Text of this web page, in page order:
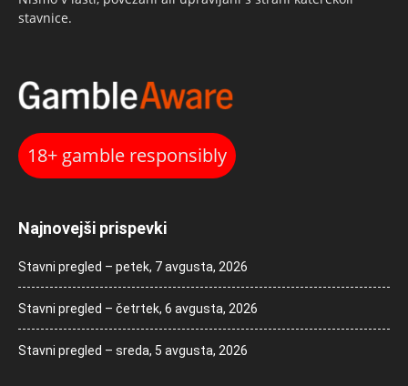
stavnice.
18+ gamble responsibly
Najnovejši prispevki
Stavni pregled – petek, 7 avgusta, 2026
Stavni pregled – četrtek, 6 avgusta, 2026
Stavni pregled – sreda, 5 avgusta, 2026